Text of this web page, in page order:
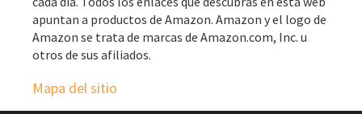
apuntan a productos de Amazon. Amazon y el logo de
Amazon se trata de marcas de Amazon.com, Inc. u
otros de sus afiliados.
Mapa del sitio